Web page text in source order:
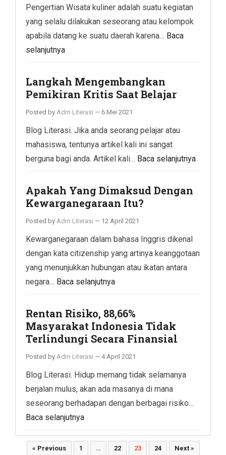
Pengertian Wisata kuliner adalah suatu kegiatan
yang selalu dilakukan seseorang atau kelompok
apabila datang ke suatu daerah karena… Baca
selanjutnya
Langkah Mengembangkan
Pemikiran Kritis Saat Belajar
Posted by Adm Literasi — 6 Mei 2021
Blog Literasi. Jika anda seorang pelajar atau
mahasiswa, tentunya artikel kali ini sangat
berguna bagi anda. Artikel kali… Baca selanjutnya
Apakah Yang Dimaksud Dengan
Kewarganegaraan Itu?
Posted by Adm Literasi — 12 April 2021
Kewarganegaraan dalam bahasa Inggris dikenal
dengan kata citizenship yang artinya keanggotaan
yang menunjukkan hubungan atau ikatan antara
negara… Baca selanjutnya
Rentan Risiko, 88,66%
Masyarakat Indonesia Tidak
Terlindungi Secara Finansial
Posted by Adm Literasi — 4 April 2021
Blog Literasi. Hidup memang tidak selamanya
berjalan mulus, akan ada masanya di mana
seseorang berhadapan dengan berbagai risiko…
Baca selanjutnya
Paginasi« Previous 1 … 22 23 24 Next »